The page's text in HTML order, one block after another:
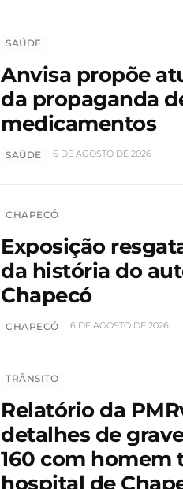
SAÚDE
Anvisa propõe
da propaganda
medicamentos
SAÚDE 6 DE AGOSTO DE 2026
CHAPECÓ
Exposição
da história do
Chapecó
CHAPECÓ 6 DE AGOSTO DE 2026
TRÂNSITO
Relatório da
detalhes de
160 com homem
hospital de